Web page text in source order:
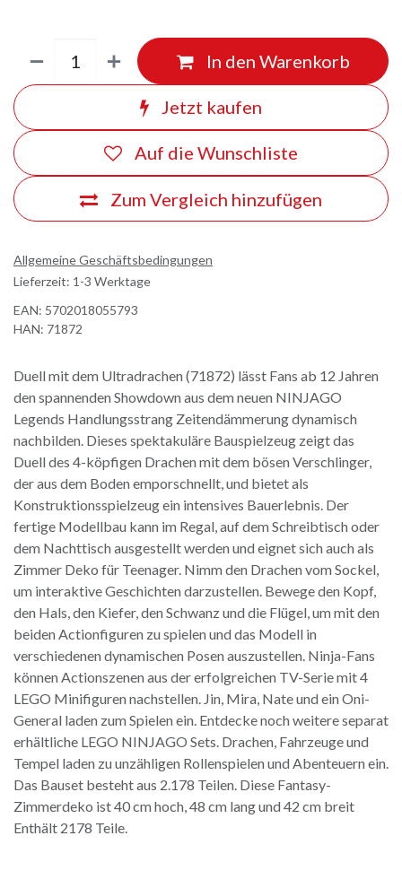
In den Warenkorb
Jetzt kaufen
Zum Vergleich hinzufügen
Auf die Wunschliste
Allgemeine Geschäftsbedingungen
Lieferzeit: 1-3 Werktage
EAN: 5702018055793
HAN: 71872
Duell mit dem Ultradrachen (71872) lässt Fans ab 12 Jahren
den spannenden Showdown aus dem neuen NINJAGO
Legends Handlungsstrang Zeitendämmerung dynamisch
nachbilden. Dieses spektakuläre Bauspielzeug zeigt das
Duell des 4-köpfigen Drachen mit dem bösen Verschlinger,
der aus dem Boden emporschnellt, und bietet als
Konstruktionsspielzeug ein intensives Bauerlebnis. Der
fertige Modellbau kann im Regal, auf dem Schreibtisch oder
dem Nachttisch ausgestellt werden und eignet sich auch als
Zimmer Deko für Teenager. Nimm den Drachen vom Sockel,
um interaktive Geschichten darzustellen. Bewege den Kopf,
den Hals, den Kiefer, den Schwanz und die Flügel, um mit den
beiden Actionfiguren zu spielen und das Modell in
verschiedenen dynamischen Posen auszustellen. Ninja-Fans
können Actionszenen aus der erfolgreichen TV-Serie mit 4
LEGO Minifiguren nachstellen. Jin, Mira, Nate und ein Oni-
General laden zum Spielen ein. Entdecke noch weitere separat
erhältliche LEGO NINJAGO Sets. Drachen, Fahrzeuge und
Tempel laden zu unzähligen Rollenspielen und Abenteuern ein.
Das Bauset besteht aus 2.178 Teilen. Diese Fantasy-
Zimmerdeko ist 40 cm hoch, 48 cm lang und 42 cm breit
Enthält 2178 Teile.